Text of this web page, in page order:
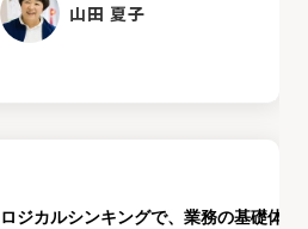
山田 夏子
ロジカルシンキングで、業務の基礎体力